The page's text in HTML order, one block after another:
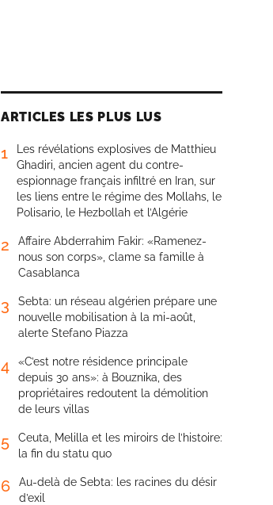
ARTICLES LES PLUS LUS
1
Les révélations explosives de Matthieu
Ghadiri, ancien agent du contre-
espionnage français infiltré en Iran, sur
les liens entre le régime des Mollahs, le
Polisario, le Hezbollah et l’Algérie
2
Affaire Abderrahim Fakir: «Ramenez-
nous son corps», clame sa famille à
Casablanca
3
Sebta: un réseau algérien prépare une
nouvelle mobilisation à la mi-août,
alerte Stefano Piazza
4
«C’est notre résidence principale
depuis 30 ans»: à Bouznika, des
propriétaires redoutent la démolition
de leurs villas
5
Ceuta, Melilla et les miroirs de l’histoire:
la fin du statu quo
6
Au-delà de Sebta: les racines du désir
d’exil